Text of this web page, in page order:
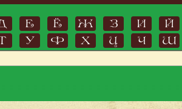
Е Ё Ж З И Й
У Ф Х Ц Ч Ш